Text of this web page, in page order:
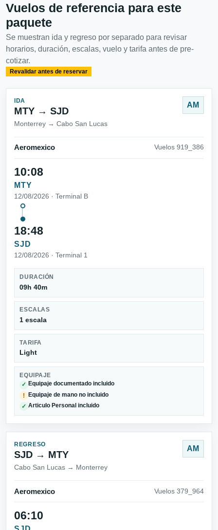
Vuelos de referencia para este
paquete
Se muestran ida y regreso por separado para revisar
horarios, duración, escalas, vuelo y tarifa antes de pre-
cotizar.
Revalidar antes de reservar
IDA
MTY → SJD
Monterrey → Cabo San Lucas
AM
Aeromexico Vuelos 919_386
10:08
MTY
12/08/2026 · Terminal B
18:48
SJD
12/08/2026 · Terminal 1
DURACIÓN
09h 40m
ESCALAS
1 escala
TARIFA
Light
EQUIPAJE
✓ Equipaje documentado incluido
! Equipaje de mano no incluido
✓ Articulo Personal incluido
REGRESO
SJD → MTY
Cabo San Lucas → Monterrey
AM
Aeromexico Vuelos 379_964
06:10